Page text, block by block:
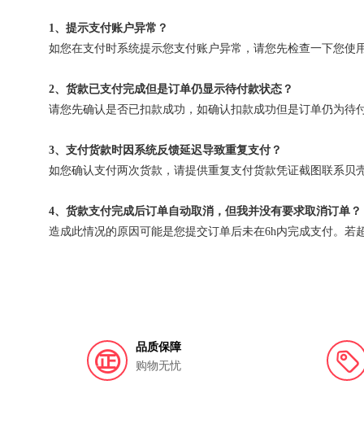
1、提示支付账户异常？
如您在支付时系统提示您支付账户异常，请您先检查一下您
2、货款已支付完成但是订单仍显示待付款状态？
请您先确认是否已扣款成功，如确认扣款成功但是订单仍为
3、支付货款时因系统反馈延迟导致重复支付？
如您确认支付两次货款， 请提供重复支付货款凭证截图联系贝
4、货款支付完成后订单自动取消，但我并没有要求取消订单？
造成此情况的原因可能是您提交订单后未在6h内完成支付。
品质保障
购物无忧